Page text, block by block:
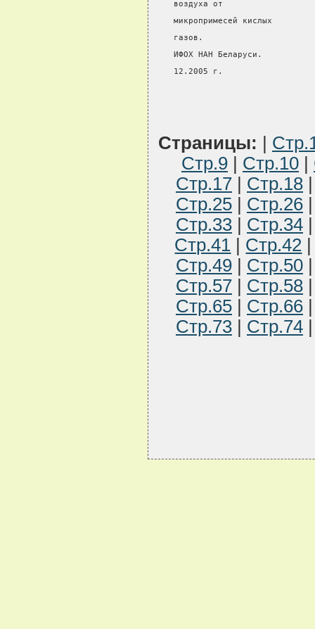
    воздуха от
    микропримесей кислых
    газов.
    ИФОХ НАН Беларуси.
    12.2005 г.
Страницы:
Стр.9
Стр.10
Стр.17
Стр.18
Стр.25
Стр.26
Стр.33
Стр.34
Стр.41
Стр.42
Стр.49
Стр.50
Стр.57
Стр.58
Стр.65
Стр.66
Стр.73
Стр.74